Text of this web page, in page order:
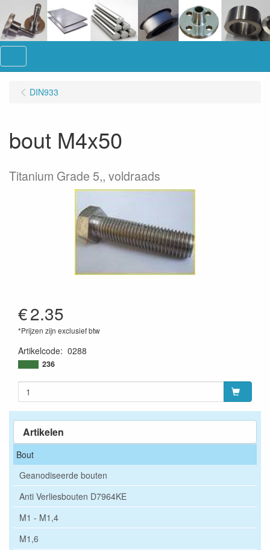
Artikelen
Bout
Geanodiseerde bouten
Anti Verliesbouten D7964KE
M1 - M1,4
M1,6
DIN933
bout M4x50
Titanium Grade 5,, voldraads
€2.35
*Prijzen zijn exclusief btw
Artikelcode: 0288
236